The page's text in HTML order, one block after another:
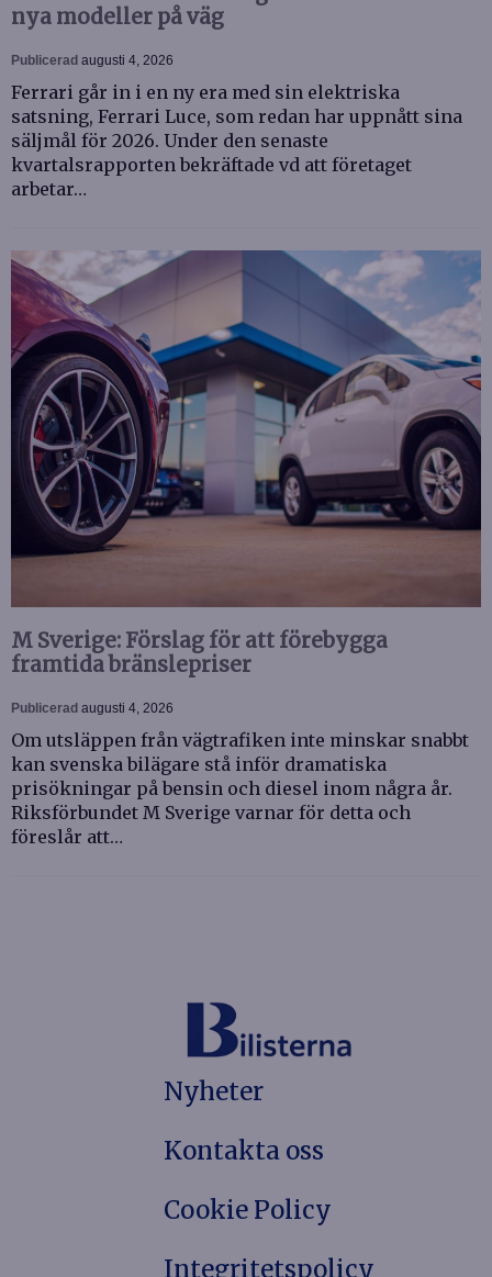
nya modeller på väg
Publicerad augusti 4, 2026
Ferrari går in i en ny era med sin elektriska
satsning, Ferrari Luce, som redan har uppnått sina
säljmål för 2026. Under den senaste
kvartalsrapporten bekräftade vd att företaget
arbetar…
M Sverige: Förslag för att förebygga
framtida bränslepriser
Publicerad augusti 4, 2026
Om utsläppen från vägtrafiken inte minskar snabbt
kan svenska bilägare stå inför dramatiska
prisökningar på bensin och diesel inom några år.
Riksförbundet M Sverige varnar för detta och
föreslår att…
Nyheter
Kontakta oss
Cookie Policy
Integritetspolicy